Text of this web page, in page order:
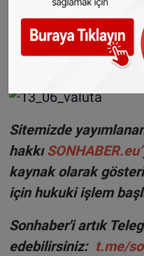
Sitemizde
hakkıSONHABER.eu’
kaynak olarak
için hukuki işlem
Sonhaber'i artık
edebilirsiniz: t.me/